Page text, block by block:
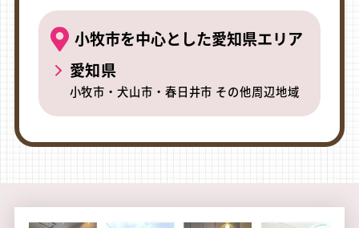
小牧市を中心とした愛知県エリア
愛知県
小牧市・犬山市・春日井市 その他周辺地域